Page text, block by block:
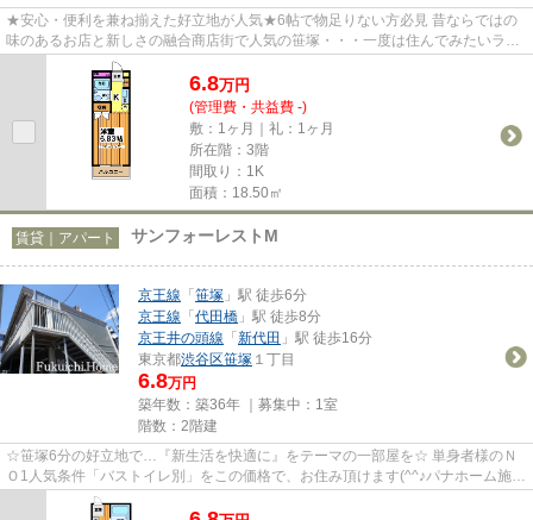
★安心・便利を兼ね揃えた好立地が人気★6帖で物足りない方必見 昔ならではの
味のあるお店と新しさの融合商店街で人気の笹塚・・・一度は住んでみたいラン
キング上位を誇る人気駅です！...
6.8万円
(管理費・共益費 -)
敷：1ヶ月｜礼：1ヶ月
所在階：3階
間取り：1K
面積：18.50㎡
賃貸｜アパート サンフォーレストM
京王線 「笹塚 」駅 徒歩6分
京王線 「代田橋 」駅 徒歩8分
京王井の頭線 「新代田 」駅 徒歩16分
東京都渋谷区笹塚 １丁目
6.8万円
築年数：築36年 ｜募集中： 1室
階数：2階建
☆笹塚6分の好立地で…『新生活を快適に』をテーマの一部屋を☆ 単身者様のＮ
Ｏ1人気条件「バストイレ別」をこの価格で、お住み頂けます(^^♪パナホーム施工
で安心設計☆駅から徒歩4分の好...